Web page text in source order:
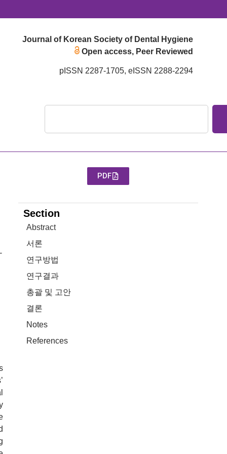
Journal of Korean Society of Dental Hygiene
Open access, Peer Reviewed
pISSN 2287-1705, eISSN 2288-2294
PDF
Section
Abstract
서론
연구방법
연구결과
총괄 및 고안
결론
Notes
References